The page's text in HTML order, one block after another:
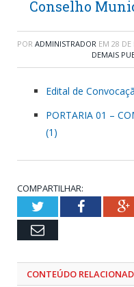
Conselho
POR ADMINISTRADOR EM 28 DE
DEMAIS
Edital de
PORTARIA 01 –
(1)
COMPARTILHAR:
TwitterFacebook
Email
CONTEÚDO